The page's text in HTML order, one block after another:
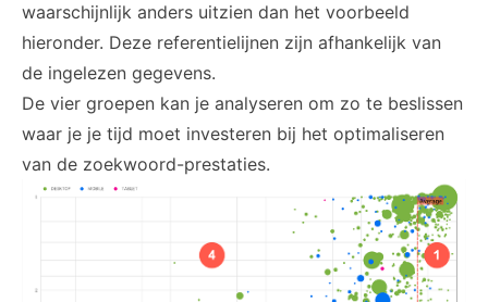
waarschijnlijk anders uitzien dan het voorbeeld
hieronder. Deze referentielijnen zijn afhankelijk van
de ingelezen gegevens.
De vier groepen kan je analyseren om zo te beslissen
waar je je tijd moet investeren bij het optimaliseren
van de zoekwoord-prestaties.